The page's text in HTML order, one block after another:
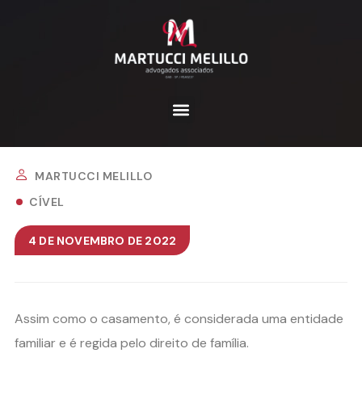
MARTUCCI MELILLO
CÍVEL
4 DE NOVEMBRO DE 2022
Assim como o casamento, é considerada uma entidade
familiar e é regida pelo direito de família.